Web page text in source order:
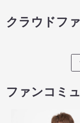
クラウドフ
ファンコミ